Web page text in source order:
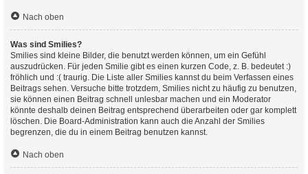
Nach oben
Was sind Smilies?
Smilies sind kleine Bilder, die benutzt werden können, um ein Gefühl
auszudrücken. Für jeden Smilie gibt es einen kurzen Code, z. B. bedeutet :)
fröhlich und :( traurig. Die Liste aller Smilies kannst du beim Verfassen eines
Beitrags sehen. Versuche bitte trotzdem, Smilies nicht zu häufig zu benutzen,
sie können einen Beitrag schnell unlesbar machen und ein Moderator
könnte deshalb deinen Beitrag entsprechend überarbeiten oder gar komplett
löschen. Die Board-Administration kann auch die Anzahl der Smilies
begrenzen, die du in einem Beitrag benutzen kannst.
Nach oben